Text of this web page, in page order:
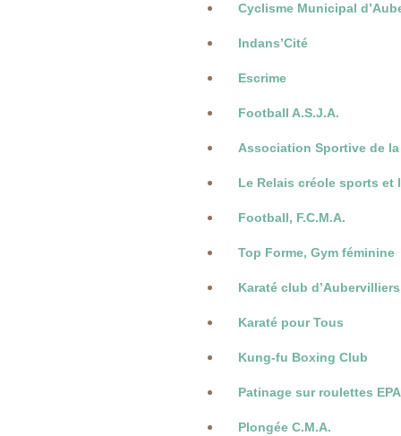
Cyclisme Municipal
Indans’Cité
Escrime
Football A.S.J.A.
Association Sportive de
Le Relais créole sports et
Football, F.C.M.A.
Top Forme, Gym féminine
Karaté club d’Aubervilliers
Karaté pour Tous
Kung-fu Boxing Club
Patinage sur roulettes
Plongée C.M.A.